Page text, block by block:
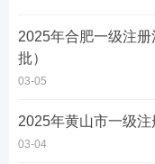
2025年合肥一级注
批）
03-05
2025年黄山市一级
03-04